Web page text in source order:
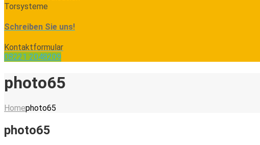
Torsysteme
Schreiben Sie uns!
Kontaktformular
08221 2048209
photo65
Homephoto65
photo65